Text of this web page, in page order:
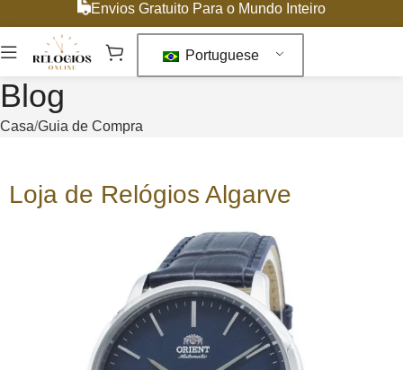
Envios Gratuito Para o Mundo Inteiro
Portuguese
Blog
Casa Guia de Compra
Loja de Relógios Algarve